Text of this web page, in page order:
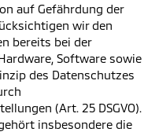
auf Gefährdung der
wir den
bereits bei der
Software sowie
des Datenschutzes
(Art. 25 DSGVO).
insbesondere die